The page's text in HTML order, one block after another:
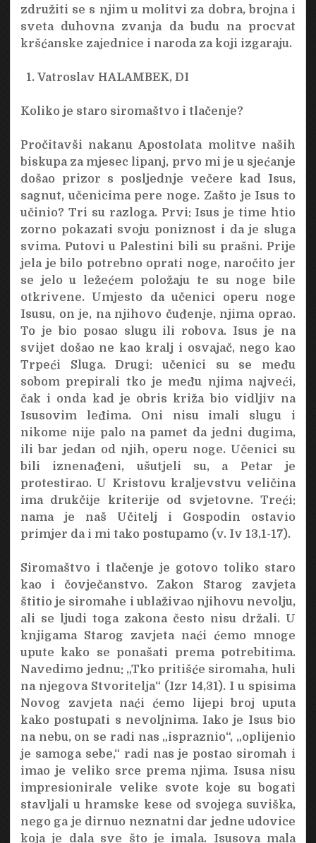
združiti se s njim u molitvi za dobra, brojna i
sveta duhovna zvanja da budu na procvat
kršćanske zajednice i naroda za koji izgaraju.
Vatroslav HALAMBEK, DI
Koliko je staro siromaštvo i tlačenje?
Pročitavši nakanu Apostolata molitve naših
biskupa za mjesec lipanj, prvo mi je u sjećanje
došao prizor s posljednje večere kad Isus,
sagnut, učenicima pere noge. Zašto je Isus to
učinio? Tri su razloga. Prvi: Isus je time htio
zorno pokazati svoju poniznost i da je sluga
svima. Putovi u Palestini bili su prašni. Prije
jela je bilo potrebno oprati noge, naročito jer
se jelo u ležećem položaju te su noge bile
otkrivene. Umjesto da učenici operu noge
Isusu, on je, na njihovo čuđenje, njima oprao.
To je bio posao slugu ili robova. Isus je na
svijet došao ne kao kralj i osvajač, nego kao
Trpeći Sluga. Drugi: učenici su se među
sobom prepirali tko je među njima najveći,
čak i onda kad je obris križa bio vidljiv na
Isusovim leđima. Oni nisu imali slugu i
nikome nije palo na pamet da jedni dugima,
ili bar jedan od njih, operu noge. Učenici su
bili iznenađeni, ušutjeli su, a Petar je
protestirao. U Kristovu kraljevstvu veličina
ima drukčije kriterije od svjetovne. Treći:
nama je naš Učitelj i Gospodin ostavio
primjer da i mi tako postupamo (v. Iv 13,1-17).
Siromaštvo i tlačenje je gotovo toliko staro
kao i čovječanstvo. Zakon Starog zavjeta
štitio je siromahe i ublaživao njihovu nevolju,
ali se ljudi toga zakona često nisu držali. U
knjigama Starog zavjeta naći ćemo mnoge
upute kako se ponašati prema potrebitima.
Navedimo jednu: „Tko pritišće siromaha, huli
na njegova Stvoritelja“ (Izr 14,31). I u spisima
Novog zavjeta naći ćemo lijepi broj uputa
kako postupati s nevoljnima. Iako je Isus bio
na nebu, on se radi nas „ispraznio“, „oplijenio
je samoga sebe,“ radi nas je postao siromah i
imao je veliko srce prema njima. Isusa nisu
impresionirale velike svote koje su bogati
stavljali u hramske kese od svojega suviška,
nego ga je dirnuo neznatni dar jedne udovice
koja je dala sve što je imala. Isusova mala